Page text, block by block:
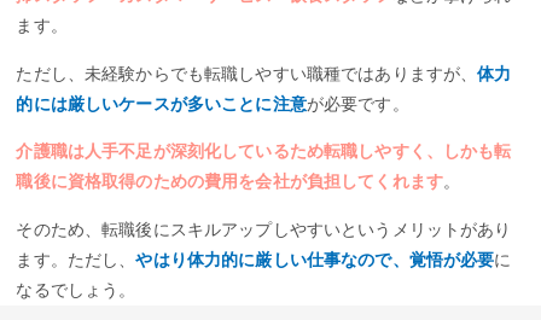
ます。
ただし、未経験からでも転職しやすい職種ではありますが、体力
的には厳しいケースが多いことに注意が必要です。
介護職は人手不足が深刻化しているため転職しやすく、しかも転
職後に資格取得のための費用を会社が負担してくれます。
そのため、転職後にスキルアップしやすいというメリットがあり
ます。ただし、やはり体力的に厳しい仕事なので、覚悟が必要に
なるでしょう。